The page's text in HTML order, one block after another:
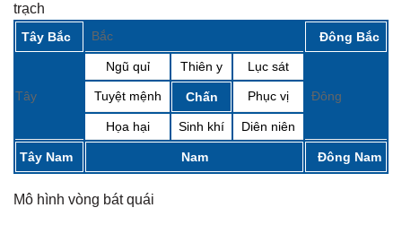
trạch
Tây Bắc Bắc Đông Bắc
Tây
Ngũ quỉ Thiên y Lục sát
Đông
Tuyệt mệnh Chấn Phục vị
Họa hại Sinh khí Diên niên
Tây Nam Nam Đông Nam
Mô hình vòng bát quái